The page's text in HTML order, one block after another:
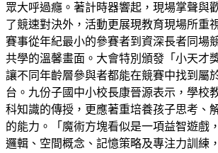
眾大呼過癮。著計時器響起，現場掌聲與
了競速對決外，活動更展現教育現場所重
賽事從年紀最小的參賽者到資深長者同場
共學的溫馨畫面。大會特別頒發「小天才
讓不同年齡層參與者都能在競賽中找到屬
台。九份子國中小校長康晉源表示，學校
科知識的傳授，更應著重培養孩子思考、
的能力。「魔術方塊看似是一項益智遊戲
邏輯、空間概念、記憶策略及專注力訓練